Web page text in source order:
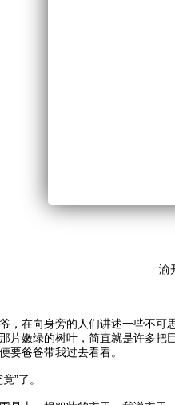
渝
，在向身旁的人们讲述一些不
片嫩绿的树叶，简直就是许多
要爸爸带我过去看看。
”了。